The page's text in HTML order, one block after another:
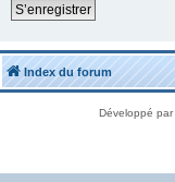
S’enregistrer
Index du forum
Développé par